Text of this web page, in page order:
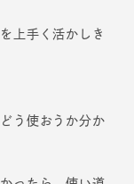
上手く活かしき
う使おうか分か